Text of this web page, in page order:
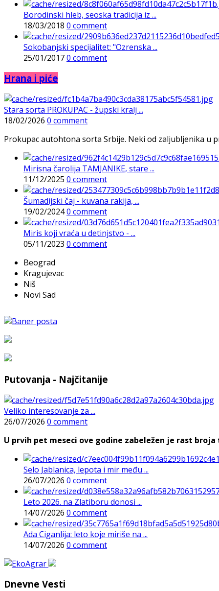
Borodinski hleb, seoska tradicija iz ...
18/03/2018 0 comment
Sokobanjski specijalitet: "Ozrenska ...
25/01/20170 comment
Hrana i piće
Stara sorta PROKUPAC - župski kralj ...
18/02/2026 0 comment
Prokupac autohtona sorta Srbije. Neki od zaljubljenika u
Mirisna čarolija TAMJANIKE, stare ...
11/12/2025 0 comment
Šumadijski čaj - kuvana rakija, ...
19/02/20240 comment
Miris koji vraća u detinjstvo - ...
05/11/2023 0 comment
Beograd
Kragujevac
Niš
Novi Sad
Putovanja - Najčitanije
Veliko interesovanje za ...
26/07/2026 0 comment
U prvih pet meseci ove godine zabeležen je rast
Selo Jablanica, lepota i mir među ...
26/07/2026 0 comment
Leto 2026. na Zlatiboru donosi ...
14/07/2026 0 comment
Ada Ciganlija: leto koje miriše na ...
14/07/2026 0 comment
Dnevne Vesti